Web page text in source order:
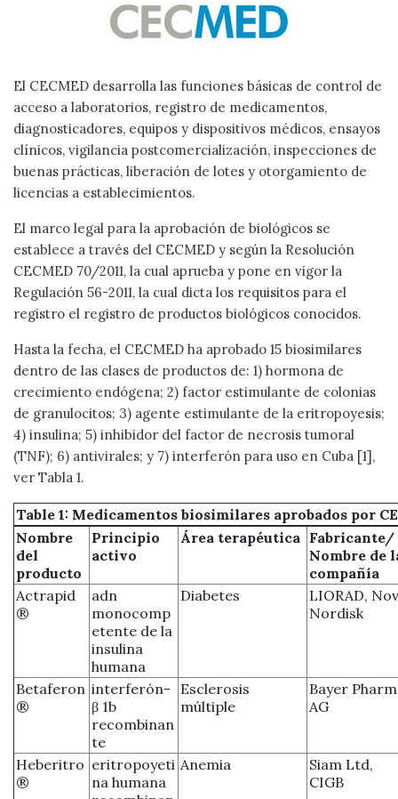
El CECMED desarrolla las funciones básicas de control de
acceso a laboratorios, registro de medicamentos,
diagnosticadores, equipos y dispositivos médicos, ensayos
clínicos, vigilancia postcomercialización, inspecciones de
buenas prácticas, liberación de lotes y otorgamiento de
licencias a establecimientos.
El marco legal para la aprobación de biológicos se
establece a través del CECMED y según la Resolución
CECMED 70/2011, la cual aprueba y pone en vigor la
Regulación 56-2011, la cual dicta los requisitos para el
registro el registro de productos biológicos conocidos.
Hasta la fecha, el CECMED ha aprobado 15 biosimilares
dentro de las clases de productos de: 1) hormona de
crecimiento endógena; 2) factor estimulante de colonias
de granulocitos; 3) agente estimulante de la eritropoyesis;
4) insulina; 5) inhibidor del factor de necrosis tumoral
(TNF); 6) antivirales; y 7) interferón para uso en Cuba [1],
ver Tabla 1.
Table 1: Medicamentos biosimilares aprobados por
Nombre
del
producto
Principio
activo
Área terapéutica Fabricante/
Nombre de
compañía
Actrapid
®
adn
monocomp
etente de la
insulina
humana
Diabetes
LIORAD,
Nordisk
Betaferon
®
interferón-
β 1b
recombinan
te
Esclerosis
múltiple
Bayer
AG
Heberitro
®
eritropoyeti
na humana
Anemia
Siam Ltd,
CIGB